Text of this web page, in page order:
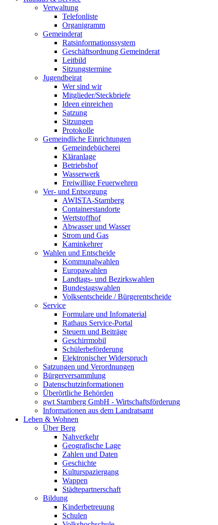
Verwaltung
Telefonliste
Organigramm
Gemeinderat
Ratsinformationssystem
Geschäftsordnung Gemeinderat
Leitbild
Sitzungstermine
Jugendbeirat
Wer sind wir
Mitglieder/Steckbriefe
Ideen einreichen
Satzung
Sitzungen
Protokolle
Gemeindliche Einrichtungen
Gemeindebücherei
Kläranlage
Betriebshof
Wasserwerk
Freiwillige Feuerwehren
Ver- und Entsorgung
AWISTA-Starnberg
Containerstandorte
Wertstoffhof
Abwasser und Wasser
Strom und Gas
Kaminkehrer
Wahlen und Entscheide
Kommunalwahlen
Europawahlen
Landtags- und Bezirkswahlen
Bundestagswahlen
Volksentscheide / Bürgerentscheide
Service
Formulare und Infomaterial
Rathaus Service-Portal
Steuern und Beiträge
Geschirrmobil
Schülerbeförderung
Elektronischer Widerspruch
Satzungen und Verordnungen
Bürgerversammlung
Datenschutzinformationen
Überörtliche Behörden
gwt Starnberg GmbH - Wirtschaftsförderung
Informationen aus dem Landratsamt
Leben & Wohnen
Über Berg
Nahverkehr
Geografische Lage
Zahlen und Daten
Geschichte
Kulturspaziergang
Wappen
Städtepartnerschaft
Bildung
Kinderbetreuung
Schulen